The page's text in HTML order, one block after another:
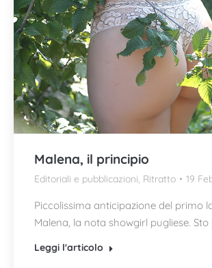
Malena, il principio
Editoriali e pubblicazioni Ritratto 19
Piccolissima anticipazione del primo
Malena, la nota showgirl pugliese. Sto
Leggi l'articolo